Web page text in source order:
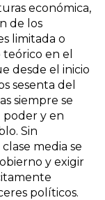
económica,
de los
limitada o
en el
desde el inicio
sesenta del
siempre se
poder y en
Sin
media se
y exigir
políticos.